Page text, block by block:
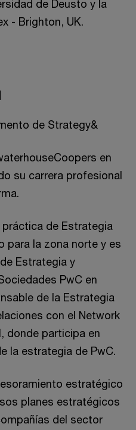
de Deusto y la
- Brighton, UK.
de Strategy&
en
su carrera profesional
de Estrategia
para la zona norte y es
Estrategia y
PwC en
de la Estrategia
con el Network
donde participa en
la estrategia de PwC.
estratégico
planes estratégicos
del sector